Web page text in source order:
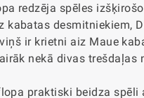
redzēja spēles
kabatas desmitniekiem,
ir krietni aiz Maue
nekā divas trešdaļas
praktiski beidza